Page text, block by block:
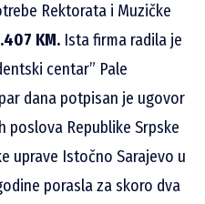
Rektorata i Muzičke
KM. Ista firma radila je
centar” Pale
dana potpisan je ugovor
Republike Srpske
uprave Istočno Sarajevo u
porasla za skoro dva